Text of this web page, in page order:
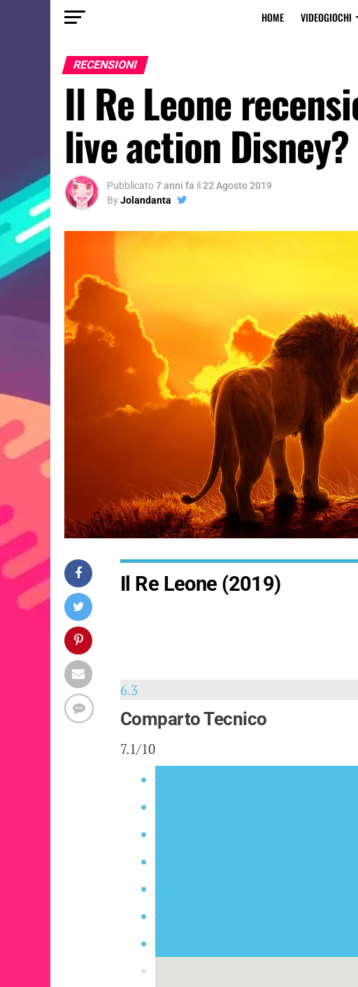
HOME VIDEOGIOCHI
RECENSIONI
Il Re Leone
live action Disney?
Pubblicato7 anni fa il 22 Agosto 2019
ByJolandanta
Il Re Leone (2019)
6.3
Comparto Tecnico
7.1/10